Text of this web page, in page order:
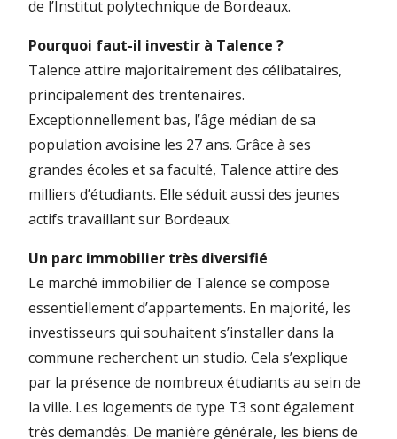
de l’Institut polytechnique de Bordeaux.
Pourquoi faut-il investir à Talence ?
Talence attire majoritairement des célibataires,
principalement des trentenaires.
Exceptionnellement bas, l’âge médian de sa
population avoisine les 27 ans. Grâce à ses
grandes écoles et sa faculté, Talence attire des
milliers d’étudiants. Elle séduit aussi des jeunes
actifs travaillant sur Bordeaux.
Un parc immobilier très diversifié
Le marché immobilier de Talence se compose
essentiellement d’appartements. En majorité, les
investisseurs qui souhaitent s’installer dans la
commune recherchent un studio. Cela s’explique
par la présence de nombreux étudiants au sein de
la ville. Les logements de type T3 sont également
très demandés. De manière générale, les biens de